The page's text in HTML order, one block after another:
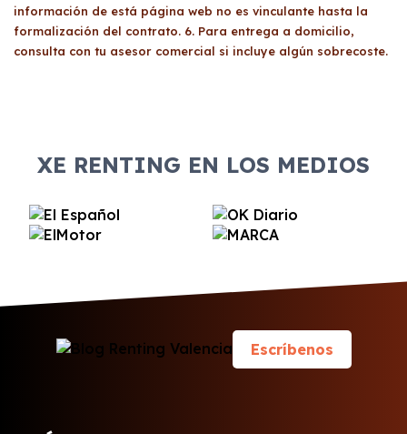
información de está página web no es vinculante hasta la
formalización del contrato. 6. Para entrega a domicilio,
consulta con tu asesor comercial si incluye algún sobrecoste.
XE RENTING EN LOS MEDIOS
Escríbenos